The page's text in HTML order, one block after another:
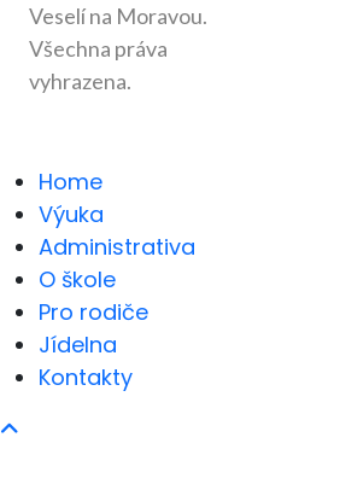
Veselí na Moravou.
Všechna práva
vyhrazena.
Home
Výuka
Administrativa
O škole
Pro rodiče
Jídelna
Kontakty